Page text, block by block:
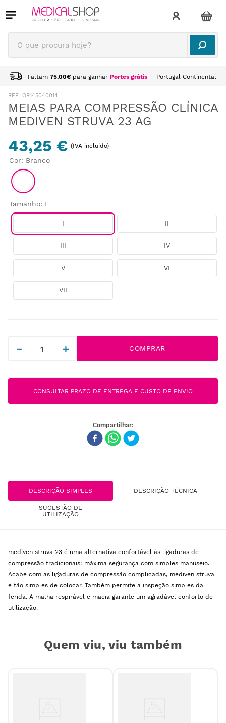
O que procura hoje?
Faltam 75.00€ para ganhar Portes grátis - Portugal Continental
: OR145040014
MEIAS PARA COMPRESSÃO CLÍNICA
MEDIVEN STRUVA 23 AG
43,25 € (IVA incluido)
Cor: Branco
Tamanho: I
I II
III IV
V VI
VII
＋
－ COMPRAR
CONSULTAR PRAZO DE ENTREGA E CUSTO DE ENVIO
DESCRIÇÃO SIMPLES DESCRIÇÃO TÉCNICA
SUGESTÃO DE
UTILIZAÇÃO
mediven struva 23 é uma alternativa confortável às ligaduras de
compressão tradicionais: máxima segurança com simples manuseio.
Acabe com as ligaduras de compressão complicadas, mediven struva
é tão simples de colocar. Também permite a inspeção simples da
ferida. A malha respirável e macia garante um agradável conforto de
utilização.
Quem viu, viu também